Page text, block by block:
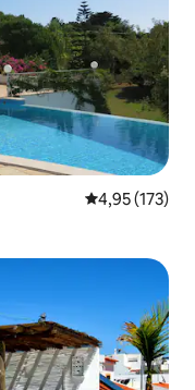
Средна
4,95 (173)